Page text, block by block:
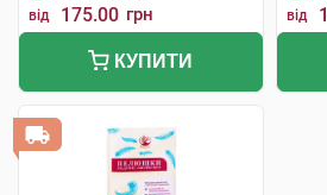
від 175.00 грн
КУПИТИ
від